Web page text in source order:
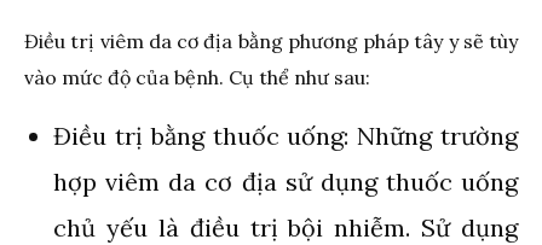
Điều trị viêm da cơ địa bằng phương pháp tây y sẽ tùy
vào mức độ của bệnh. Cụ thể như sau:
Điều trị bằng thuốc uống: Những trường
hợp viêm da cơ địa sử dụng thuốc uống
chủ yếu là điều trị bội nhiễm. Sử dụng